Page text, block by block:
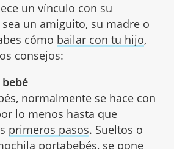
un vínculo con su
un amiguito, su madre o
cómo bailar con tu hijo,
consejos:
normalmente se hace con
lo menos hasta que
primeros pasos. Sueltos o
portabebés, se pone